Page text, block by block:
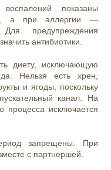
показаны
а при аллергии —
Для предупреждения
антибиотики.
диету, исключающую
Нельзя есть хрен,
и ягоды, поскольку
канал. На
процесса исключается
запрещены. При
с партнершей.